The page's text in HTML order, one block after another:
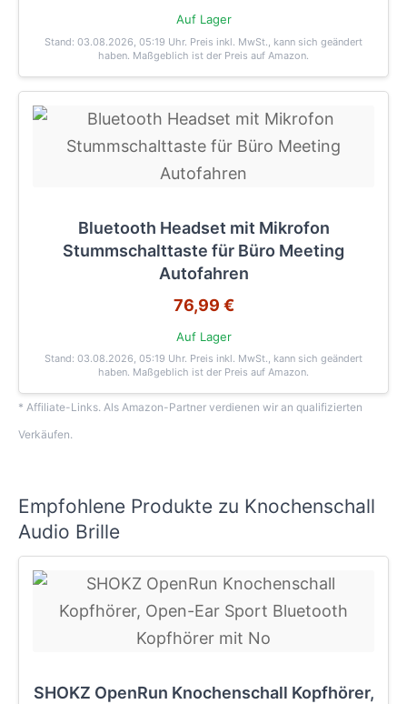
Auf Lager
Stand: 03.08.2026, 05:19 Uhr. Preis inkl. MwSt., kann sich geändert
haben. Maßgeblich ist der Preis auf Amazon.
Bluetooth Headset mit Mikrofon
Stummschalttaste für Büro Meeting
Autofahren
76,99 €
Auf Lager
Stand: 03.08.2026, 05:19 Uhr. Preis inkl. MwSt., kann sich geändert
haben. Maßgeblich ist der Preis auf Amazon.
* Affiliate-Links. Als Amazon-Partner verdienen wir an qualifizierten
Verkäufen.
Empfohlene Produkte zu Knochenschall
Audio Brille
SHOKZ OpenRun Knochenschall Kopfhörer,